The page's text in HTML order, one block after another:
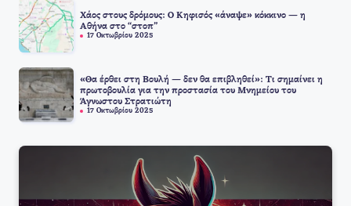
Χάος στους δρόμους: Ο Κηφισός «άναψε» κόκκινο — η
Αθήνα στο “στοπ”
17 Οκτωβρίου 2025
«Θα έρθει στη Βουλή — δεν θα επιβληθεί»: Τι σημαίνει η
πρωτοβουλία για την προστασία του Μνημείου του
Άγνωστου Στρατιώτη
17 Οκτωβρίου 2025